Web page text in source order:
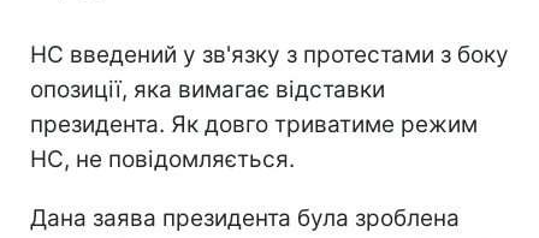
НС введений у зв'язку з протестами з боку
опозиції, яка вимагає відставки
президента. Як довго триватиме режим
НС, не повідомляється.
Дана заява президента була зроблена